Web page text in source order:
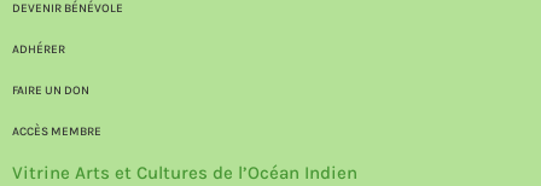
DEVENIR BÉNÉVOLE
ADHÉRER
FAIRE UN DON
ACCÈS MEMBRE
Vitrine Arts et Cultures de l’Océan Indien